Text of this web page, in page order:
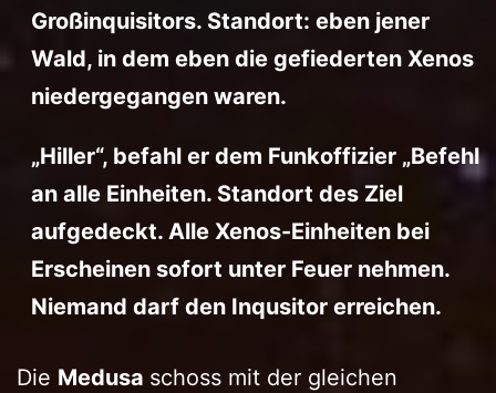
Großinquisitors. Standort: eben jener
Wald, in dem eben die gefiederten Xenos
niedergegangen waren.
„Hiller“, befahl er dem Funkoffizier „Befehl
an alle Einheiten. Standort des Ziel
aufgedeckt. Alle Xenos-Einheiten bei
Erscheinen sofort unter Feuer nehmen.
Niemand darf den Inqusitor erreichen.
Die Medusa schoss mit der gleichen